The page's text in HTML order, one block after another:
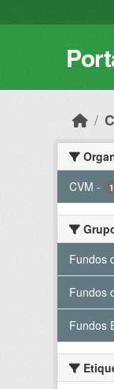
CVM - 1
Fundos
Fundos
Fundos